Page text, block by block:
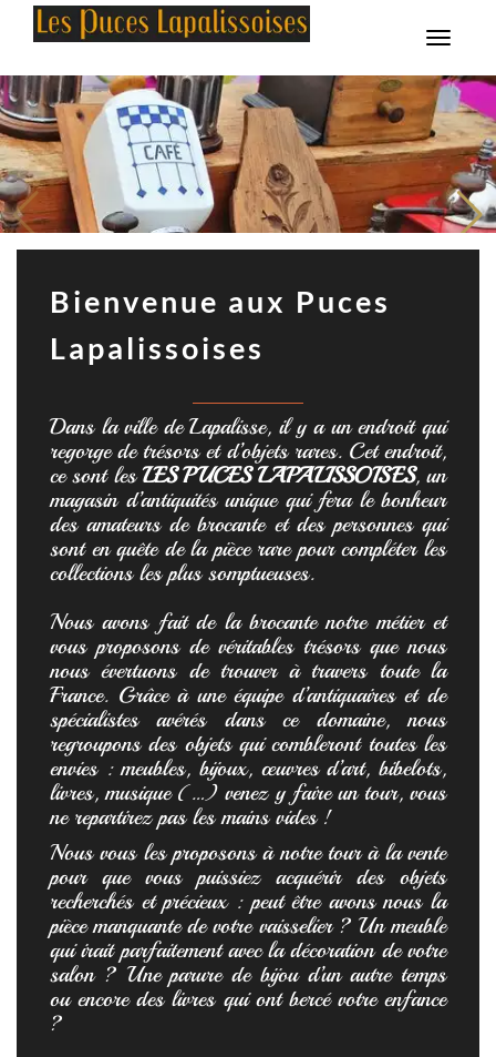
HORAIRE HIVER : DU JEUDI AU SAMEDI 9H-12H / 14H-18H30 HORAIRE D ÉTÉ: DU MARDI AU SAMEDI 9H-
12H/14H-18H30
Menu
Bienvenue aux Puces
Lapalissoises
Dans la ville de Lapalisse, il y a un endroit qui
regorge de trésors et d’objets rares. Cet endroit,
ce sont lesLES PUCES LAPALISSOISES, un
magasin d’antiquités unique qui fera le bonheur
des amateurs de brocante et des personnes qui
sont en quête de la pièce rare pour compléter les
collections les plus somptueuses.
Nous avons fait de la brocante notre métier et
vous proposons de véritables trésors que nous
nous évertuons de trouver à travers toute la
France. Grâce à une équipe d’antiquaires et de
spécialistes avérés dans ce domaine, nous
regroupons des objets qui combleront toutes les
envies : meubles, bijoux, œuvres d’art, bibelots,
livres, musique (…) venez y faire un tour, vous
ne repartirez pas les mains vides !
Nous vous les proposons à notre tour à la vente
pour que vous puissiez acquérir des objets
recherchés et précieux : peut être avons nous la
pièce manquante de votre vaisselier ? Un meuble
qui irait parfaitement avec la décoration de votre
salon ? Une parure de bijou d’un autre temps
ou encore des livres qui ont bercé votre enfance
?